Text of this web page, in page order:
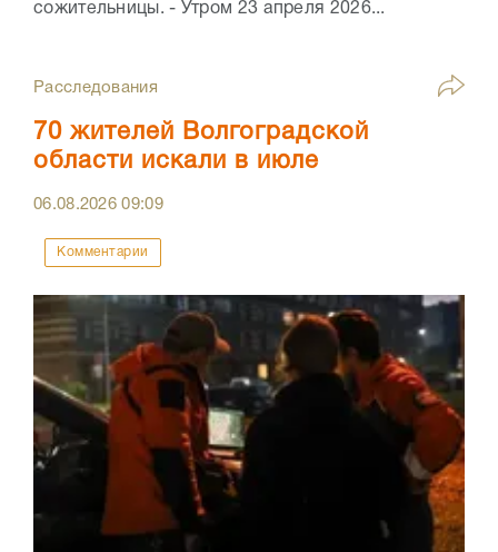
сожительницы. - Утром 23 апреля 2026...
Расследования
70 жителей Волгоградской
области искали в июле
06.08.202609:09
Комментарии